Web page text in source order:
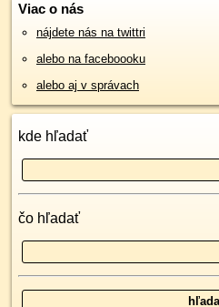
Viac o nás
nájdete nás na twittri
alebo na faceboooku
alebo aj v správach
kde hľadať
čo hľadať